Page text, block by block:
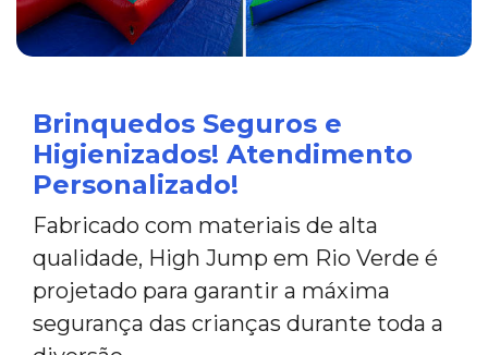
Brinquedos Seguros e
Higienizados! Atendimento
Personalizado!
Fabricado com materiais de alta
qualidade, High Jump em Rio Verde é
projetado para garantir a máxima
segurança das crianças durante toda a